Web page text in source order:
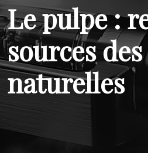
Le pulpe :
sources
naturelles